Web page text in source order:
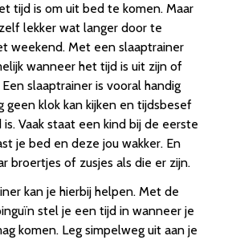
tijd is om uit bed te komen. Maar
lekker wat langer door te
weekend. Met een slaaptrainer
wanneer het tijd is uit zijn of
slaaptrainer is vooral handig
geen klok kan kijken en tijdsbesef
Vaak staat een kind bij de eerste
je bed en deze jou wakker. En
broertjes of zusjes als die er zijn.
kan je hierbij helpen. Met de
stel je een tijd in wanneer je
komen. Leg simpelweg uit aan je